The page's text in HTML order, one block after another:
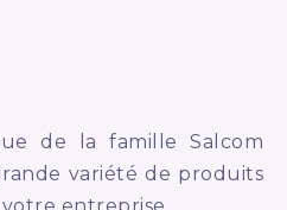
de la famille Salcom
variété de produits